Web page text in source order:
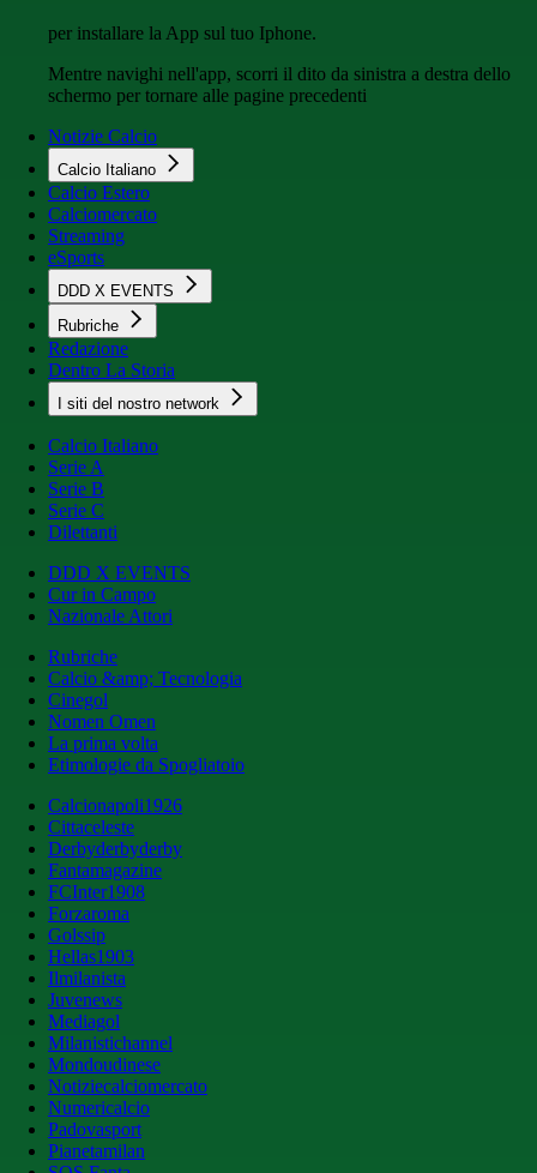
per installare la App sul tuo Iphone.
Mentre navighi nell'app, scorri il dito da sinistra a destra dello
schermo per tornare alle pagine precedenti
Notizie Calcio
Calcio Italiano
Calcio Estero
Calciomercato
Streaming
eSports
DDD X EVENTS
Rubriche
Redazione
Dentro La Storia
I siti del nostro network
Calcio Italiano
Serie A
Serie B
Serie C
Dilettanti
DDD X EVENTS
Cur in Campo
Nazionale Attori
Rubriche
Calcio &amp; Tecnologia
Cinegol
Nomen Omen
La prima volta
Etimologie da Spogliatoio
Calcionapoli1926
Cittaceleste
Derbyderbyderby
Fantamagazine
FCInter1908
Forzaroma
Golssip
Hellas1903
Ilmilanista
Juvenews
Mediagol
Milanistichannel
Mondoudinese
Notiziecalciomercato
Numericalcio
Padovasport
Pianetamilan